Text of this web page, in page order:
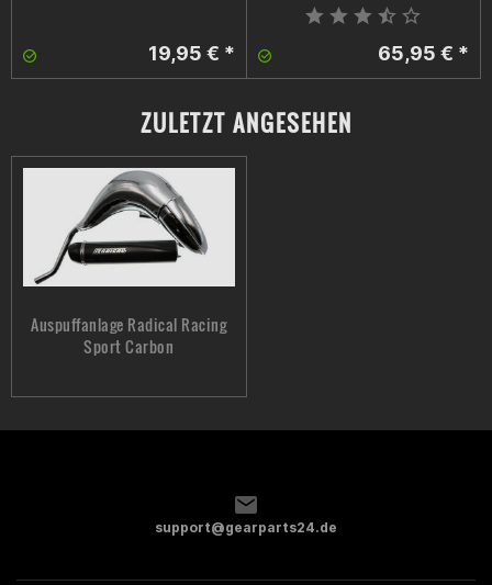
19,95 € * 65,95 € *
ZULETZT ANGESEHEN
Auspuffanlage Radical Racing
Sport Carbon
support@gearparts24.de